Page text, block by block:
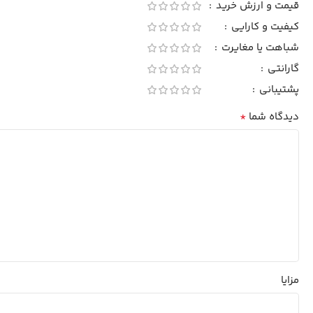
قیمت و ارزش خرید
کیفیت و کارایی
شباهت یا مغایرت
گارانتی
پشتیبانی
دیدگاه شما *
مزایا